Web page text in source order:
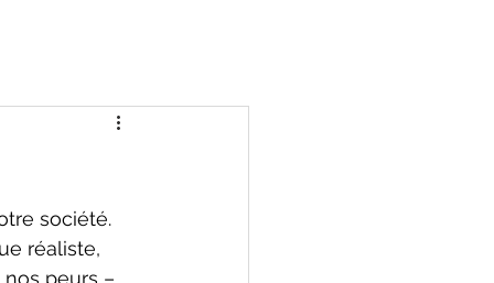
société.
réaliste,
peurs –